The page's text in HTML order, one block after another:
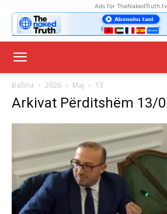
Ads for TheNakedTruth.tv
Ballina 2026 Maj 13
Arkivat Përditshëm 13/